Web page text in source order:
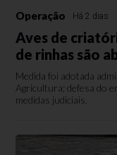
Operação Há 2 dias
Aves de
de rinhas são
Medida foi adotada
Agricultura; defesa do
medidas judiciais.